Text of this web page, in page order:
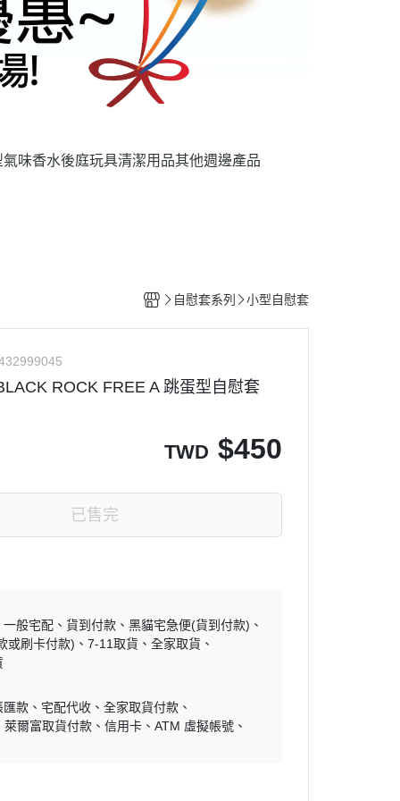
味香水後庭玩具清潔用品其他週邊產品
自慰套系列 小型自慰套
ROCK FREE A 跳蛋型自慰套
TWD $450
已售完
一般宅配 貨到付款
黑貓宅急便(貨到付款)
或刷卡付款)
7-11取貨
全家取貨
匯款 宅配代收
全家取貨付款
萊爾富取貨付款
信用卡 ATM 虛擬帳號